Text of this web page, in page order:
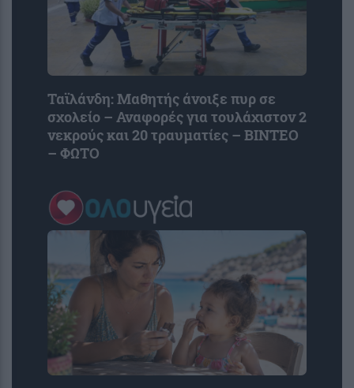
Ταϊλάνδη: Μαθητής άνοιξε πυρ σε
σχολείο – Αναφορές για τουλάχιστον 2
νεκρούς και 20 τραυματίες – ΒΙΝΤΕΟ
– ΦΩΤΟ